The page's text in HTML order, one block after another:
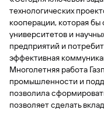
специальные
предложения
Газпром
Бонус
«Плюс»
Информация
для
полезно
Часто
задаваемые
вопросы
Калькулятор
вкладов
Отчет о
кредитной
истории
Кредитный
помощник
Открыть
брокерский
счет
Брокерское
обслуживание
Инвестиционные
Отчет о
кредитной
истории
Станьте
партнером
Быстрый
Кредитный
рейтинг
Отчет о
кредитной
истории
Gazprom
Pay
Интернет-
Мобильное
Отделения
банка
Банкоматы
инкассация
с Moniron
Онлайн-
касса 3 в 1 с
эквайрингом
Может
быть
сервисы
документов»
и «Справки»
Быстрый
поиск
по
Курсы
валют
оплата
таможенных
платежей
Быстрый
поиск
по
сайту
по
сайту
Вклады
сайту
Вклады
технологических
кооперации, которая бы
университетов и
предприятий и
эффективная
Многолетняя работа
промышленности и
позволила
позволяет сделать